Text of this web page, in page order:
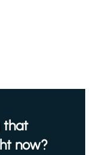
that
now?